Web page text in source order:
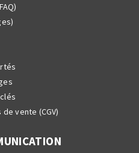
vente (CGV)